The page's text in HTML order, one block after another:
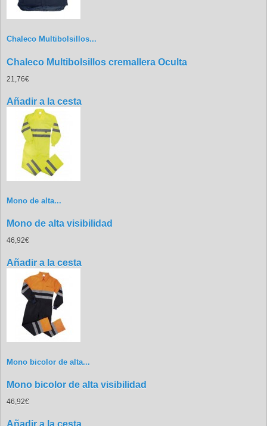
Chaleco Multibolsillos...
Chaleco Multibolsillos cremallera Oculta
21,76€
Añadir a la cesta
Mono de alta...
Mono de alta visibilidad
46,92€
Añadir a la cesta
Mono bicolor de alta...
Mono bicolor de alta visibilidad
46,92€